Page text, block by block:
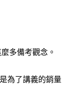
多備考觀念。
為了講義的銷量